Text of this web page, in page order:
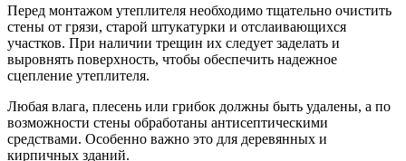
Перед монтажом утеплителя необходимо тщательно очистить
стены от грязи, старой штукатурки и отслаивающихся
участков. При наличии трещин их следует заделать и
выровнять поверхность, чтобы обеспечить надежное
сцепление утеплителя.
Любая влага, плесень или грибок должны быть удалены, а по
возможности стены обработаны антисептическими
средствами. Особенно важно это для деревянных и
кирпичных зданий.